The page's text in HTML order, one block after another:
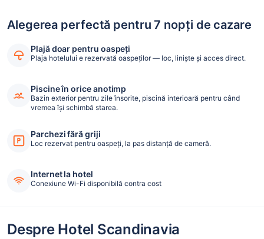
Alegerea perfectă pentru 7 nopți de cazare
Plajă doar pentru oaspeți
Plaja hotelului e rezervată oaspeților — loc, liniște și acces direct.
Piscine în orice anotimp
Bazin exterior pentru zile însorite, piscină interioară pentru când
vremea își schimbă starea.
Parchezi fără griji
Loc rezervat pentru oaspeți, la pas distanță de cameră.
Internet la hotel
Conexiune Wi-Fi disponibilă contra cost
Despre Hotel Scandinavia